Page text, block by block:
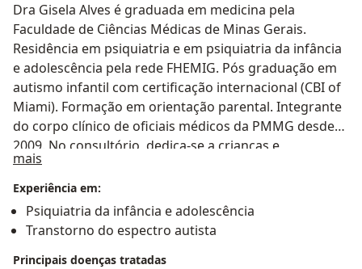
Dra Gisela Alves é graduada em medicina pela
Faculdade de Ciências Médicas de Minas Gerais.
Residência em psiquiatria e em psiquiatria da infância
e adolescência pela rede FHEMIG. Pós graduação em
autismo infantil com certificação internacional (CBI of
Miami). Formação em orientação parental. Integrante
do corpo clínico de oficiais médicos da PMMG desde
2009. No consultório, dedica-se a crianças e
adolescentes, e seus responsáveis. São 20 anos de
experiência em saúde mental infantil, sempre
acreditando e investindo no potencial de
desenvolvimento de cada criança e na capacitação
técnica dos pais para auxiliá-las nesse processo.
mais
Experiência em:
Psiquiatria da infância e adolescência
Transtorno do espectro autista
Principais doenças tratadas